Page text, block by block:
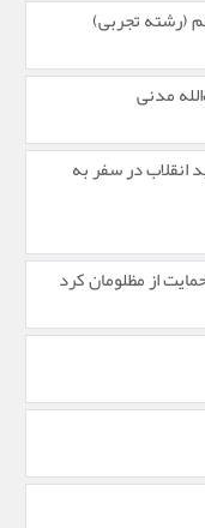
(رشته تجربی)
مدنی
انقلاب در سفر به
از مظلومان کرد